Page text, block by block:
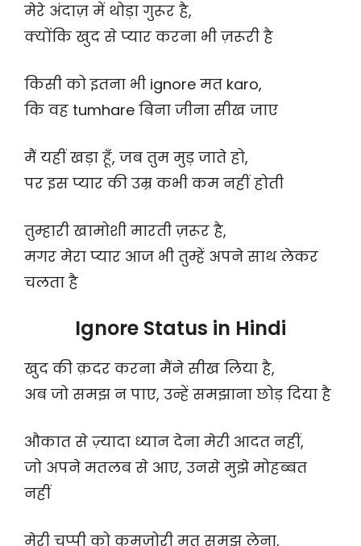
मेरे अंदाज़ में थोड़ा गुरूर है,
क्योंकि खुद से प्यार करना भी ज़रूरी है
किसी को इतना भी ignore मत karo,
कि वह tumhare बिना जीना सीख जाए
मैं यहीं खड़ा हूँ, जब तुम मुड़ जाते हो,
पर इस प्यार की उम्र कभी कम नहीं होती
तुम्हारी खामोशी मारती ज़रूर है,
मगर मेरा प्यार आज भी तुम्हें अपने साथ लेकर
चलता है
Ignore Status in Hindi
खुद की क़दर करना मैंने सीख लिया है,
अब जो समझ न पाए, उन्हें समझाना छोड़ दिया है
औकात से ज़्यादा ध्यान देना मेरी आदत नहीं,
जो अपने मतलब से आए, उनसे मुझे मोहब्बत
नहीं
मेरी चुप्पी को कमज़ोरी मत समझ लेना,